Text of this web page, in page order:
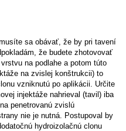
sa obávať, že by pri tavení
že budete zhotovovať
na podlahe a potom túto
na zvislej konštrukcii) to
vzniknutú po aplikácii. Určite
injektáže nahrieval (tavil) iba
penetrovanú zvislú
nie je nutná. Postupoval by
hydroizolačnú clonu